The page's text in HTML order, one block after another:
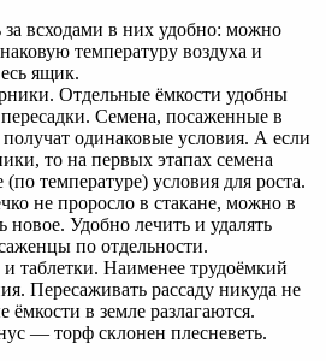
всходами в них удобно: можно
температуру воздуха и
ящик.
Отдельные ёмкости удобны
пересадки. Семена, посаженные в
получат одинаковые условия. А если
то на первых этапах семена
температуре) условия для роста.
не проросло в стакане, можно в
новое. Удобно лечить и удалять
по отдельности.
таблетки. Наименее трудоёмкий
Пересаживать рассаду никуда не
ёмкости в земле разлагаются.
— торф склонен плесневеть.